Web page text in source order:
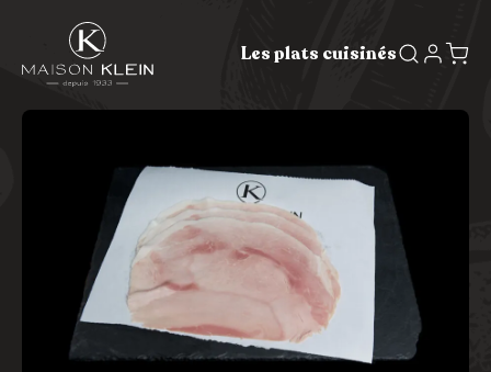
Les plats cuisinés